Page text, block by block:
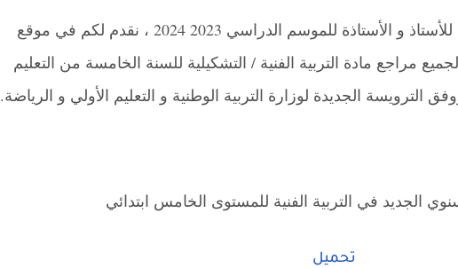
في إطار توفير الوثائق التربوية للأستاذ و الأستاذة للموسم الدراسي 2023 2024 ، نقدم لكم في موقع
مراجع مادة التربية الفنية / التشكيلية للسنة الخامسة من التعليم
الترويسة الجديدة لوزارة التربية الوطنية و التعليم الأولي و الرياضة.
الجديد في التربية الفنية للمستوى الخامس ابتدائي
تحميل